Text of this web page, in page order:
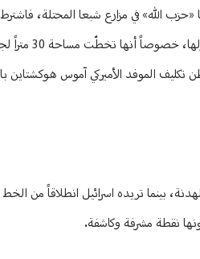
«حزب الله» في مزارع شبعا المحتلة،
تسعى
الموفد الأميركي آموس هوكشتاين
بينما تريده اسرائيل انطلاقاً من